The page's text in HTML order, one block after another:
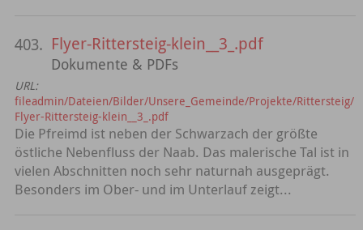
403. Flyer-Rittersteig-klein__3_.pdf
Dokumente & PDFs
URL:
fileadmin/Dateien/Bilder/Unsere_Gemeinde/Projekte/Rittersteig/
Flyer-Rittersteig-klein__3_.pdf
Die Pfreimd ist neben der Schwarzach der größte
östliche Nebenfluss der Naab. Das malerische Tal ist in
vielen Abschnitten noch sehr naturnah ausgeprägt.
Besonders im Ober- und im Unterlauf zeigt...